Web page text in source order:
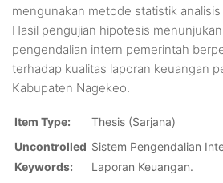
mengunakan metode statistik
Hasil pengujian hipotesis
pengendalian intern pemerintah
terhadap kualitas laporan keuangan
Kabupaten Nagekeo.
Item Type:
Thesis (Sarjana)
Uncontrolled
Keywords:
Sistem Pengendalian
Laporan Keuangan.